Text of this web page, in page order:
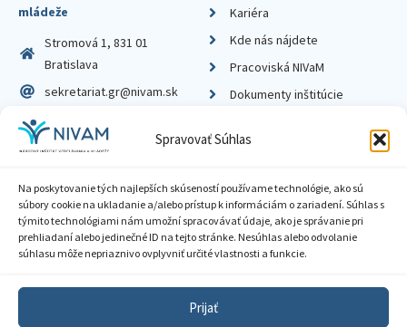
Spravovať Súhlas
Na poskytovanie tých najlepších skúseností používame technológie, ako sú
súbory cookie na ukladanie a/alebo prístup k informáciám o zariadení. Súhlas s
týmito technológiami nám umožní spracovávať údaje, ako je správanie pri
prehliadaní alebo jedinečné ID na tejto stránke. Nesúhlas alebo odvolanie
súhlasu môže nepriaznivo ovplyvniť určité vlastnosti a funkcie.
Prijať
mládeže
Stromová 1, 831 01
Bratislava
sekretariat.gr@nivam.sk
IČO: 00164348
DIČ: 2020798714
Kariéra
Kde nás nájdete
Pracoviská NIVaM
Dokumenty inštitúcie
Zásady ochrany súkromia
Sprístupnenie informácií